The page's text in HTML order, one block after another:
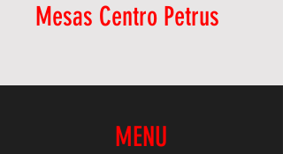
Mesas Centro Petrus
MENU